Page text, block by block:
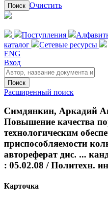
Поиск Очистить
Поступления
каталог
Сетевые ресурсы
ENG
Вход
Поиск
Расширенный поиск
Симдянкин, Аркадий
Повышение качества
технологическим
приспособляемости
автореферат дис. ...
: 05.02.08 / Политехн.
Карточка